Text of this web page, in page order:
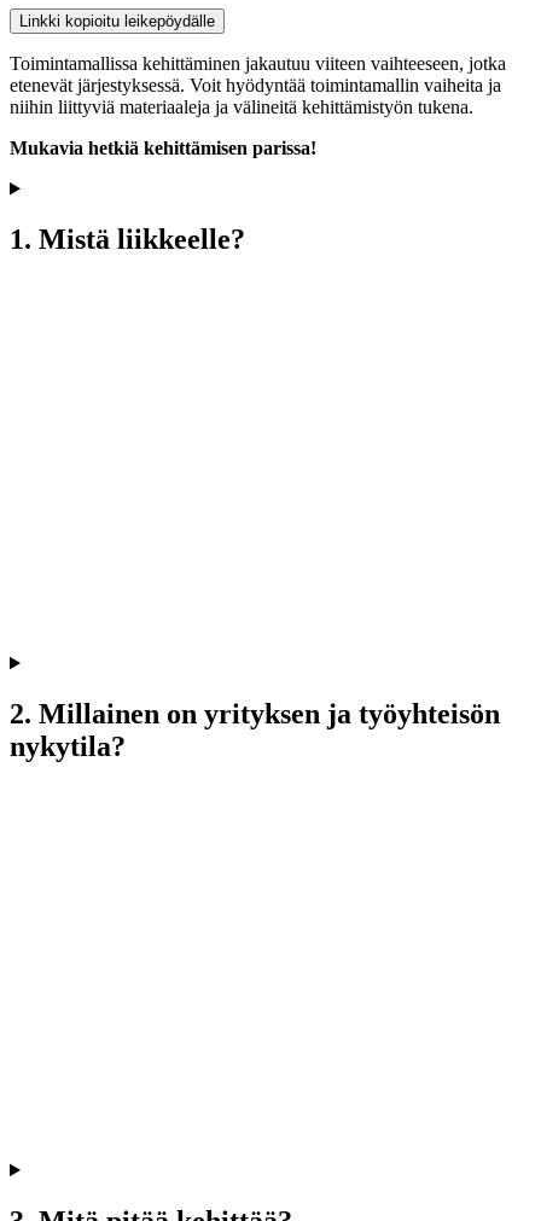
Linkki kopioitu leikepöydälle
Toimintamallissa kehittäminen jakautuu viiteen vaihteeseen, jotka
etenevät järjestyksessä. Voit hyödyntää toimintamallin vaiheita ja
niihin liittyviä materiaaleja ja välineitä kehittämistyön tukena.
Mukavia hetkiä kehittämisen parissa!
1. Mistä liikkeelle?
2. Millainen on yrityksen ja työyhteisön
nykytila?